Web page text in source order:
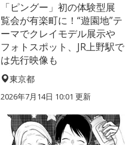
「ピングー」初の体験型展
覧会が有楽町に！“遊園地”テ
ーマでクレイモデル展示や
フォトスポット、JR上野駅で
は先行映像も
東京都
2026年7月14日 10:01 更新